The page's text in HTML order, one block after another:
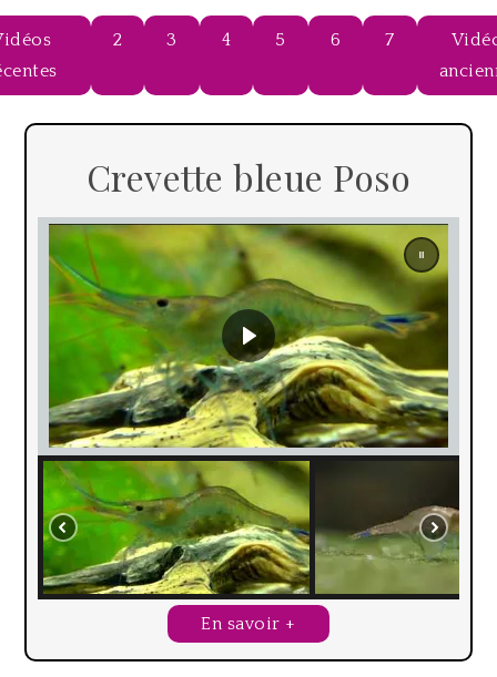
2 3 4 5 6 7
Crevette bleue Poso
En savoir +